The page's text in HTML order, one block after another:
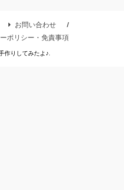
お問い合わせ
ポリシー・免責事項
作りしてみたよ♪.